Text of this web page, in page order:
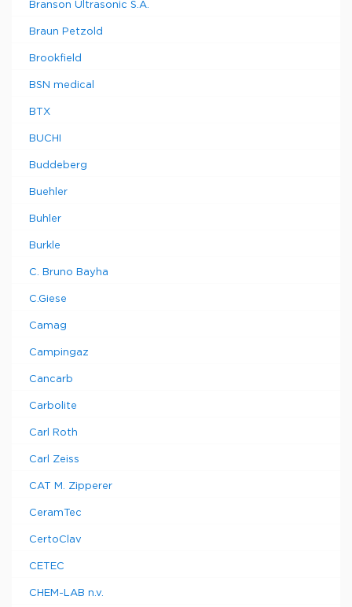
Branson Ultrasonic S.A.
Braun Petzold
Brookfield
BSN medical
BTX
BUCHI
Buddeberg
Buehler
Buhler
Burkle
C. Bruno Bayha
C.Giese
Camag
Campingaz
Cancarb
Carbolite
Carl Roth
Carl Zeiss
CAT M. Zipperer
CeramTec
CertoClav
CETEC
CHEM-LAB n.v.